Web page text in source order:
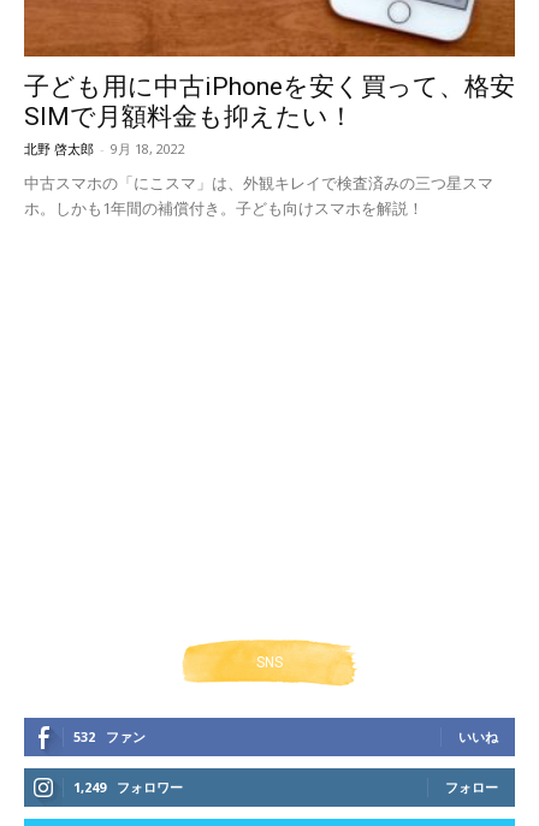
子ども用に中古iPhoneを安く買って、格安
SIMで月額料金も抑えたい！
北野 啓太郎 - 9月 18, 2022
中古スマホの「にこスマ」は、外観キレイで検査済みの三つ星スマ
ホ。しかも1年間の補償付き。子ども向けスマホを解説！
SNS
532 ファン いいね
1,249 フォロワー フォロー